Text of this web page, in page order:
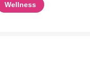
Wellness